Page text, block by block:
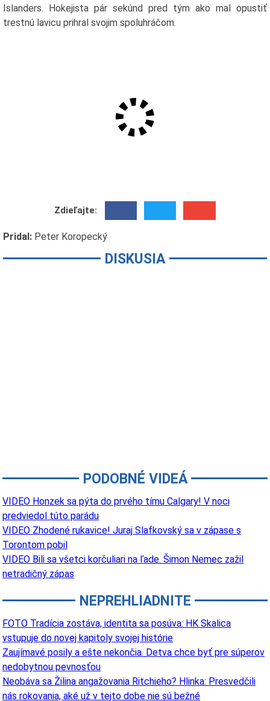
Islanders. Hokejista pár sekúnd pred tým ako mal opustiť
trestnú lavicu prihral svojim spoluhráčom.
Zdieľajte:
Pridal: Peter Koropecký
DISKUSIA
PODOBNÉ VIDEÁ
VIDEO Honzek sa pýta do prvého tímu Calgary! V noci
predviedol túto parádu
VIDEO Zhodené rukavice! Juraj Slafkovský sa v zápase s
Torontom pobil
VIDEO Bili sa všetci korčuliari na ľade. Šimon Nemec zažil
netradičný zápas
NEPREHLIADNITE
FOTO Tradícia zostáva, identita sa posúva: HK Skalica
vstupuje do novej kapitoly svojej histórie
Zaujímavé posily a ešte nekončia. Detva chce byť pre súperov
nedobytnou pevnosťou
Neobáva sa Žilina angažovania Ritchieho? Hlinka: Presvedčili
nás rokovania, aké už v tejto dobe nie sú bežné